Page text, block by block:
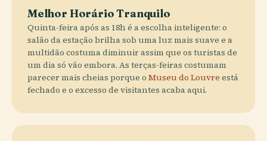
Melhor Horário Tranquilo
Quinta-feira após as 18h é a escolha inteligente: o
salão da estação brilha sob uma luz mais suave e a
multidão costuma diminuir assim que os turistas de
um dia só vão embora. As terças-feiras costumam
parecer mais cheias porque o Museu do Louvre está
fechado e o excesso de visitantes acaba aqui.